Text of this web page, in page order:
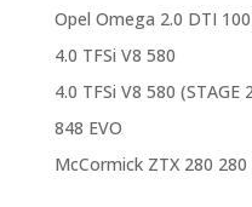
Opel Omega 2.0 DTI 100
4.0 TFSi V8 580
4.0 TFSi V8 580 (STAGE
848 EVO
McCormick ZTX 280 280